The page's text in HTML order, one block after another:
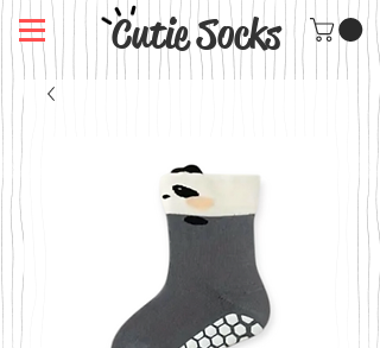
Cutie Socks